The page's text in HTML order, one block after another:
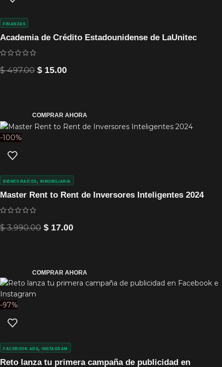
Academia de Crédito Estadounidense de LaUnitec
FINANZAS
$497.00 $ 15.00
COMPRAR AHORA
-100%
Master Rent to Rent de Inversores Inteligentes 2024
BIENES RAÍCES , INMOBILIARIA
$3,990.00 $ 17.00
COMPRAR AHORA
-97%
Reto lanza tu primera campaña de publicidad en
FACEBOOK ADS, INSTAGRAM